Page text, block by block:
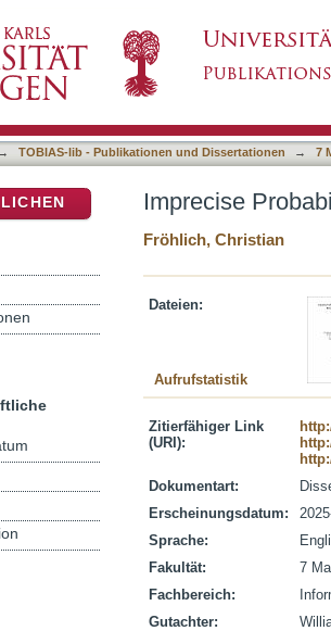
→ TOBIAS-lib - Publikationen und Dissertationen → 7
Imprecise
Fröhlich, Christian
Dateien:
Aufrufstatistik
Zitierfähiger Link
(URI):
Dokumentart:
Erscheinungsdatum:
Sprache:
Fakultät:
7
Fachbereich:
Gutachter: